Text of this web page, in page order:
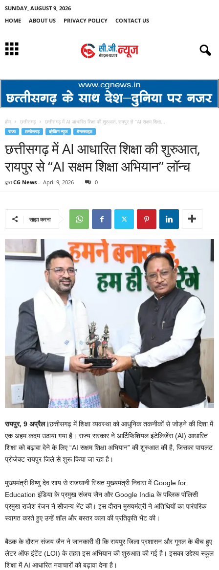
SUNDAY, AUGUST 9, 2026
HOME
ABOUT US PRIVACY POLICY CONTACT US
होम छत्तीसगढ़ छत्तीसगढ़ में AI आधारित शिक्षा की शुरुआत, रायपुर से “AI सक्षम शिक्षा...
राज्य छत्तीसगढ़ ब्रेकिंग न्यूज मेनस्लाइड
छत्तीसगढ़ में AI आधारित शिक्षा की शुरुआत,
रायपुर से “AI सक्षम शिक्षा अभियान” लॉन्च
द्वारा CG News - April 9, 2026 0
साझा करना
रायपुर, 9 अप्रैल।छत्तीसगढ़ में शिक्षा व्यवस्था को आधुनिक तकनीकों से जोड़ने की दिशा में
एक अहम कदम उठाया गया है। राज्य सरकार ने आर्टिफिशियल इंटेलिजेंस (AI) आधारित
शिक्षा को बढ़ावा देने के लिए “AI सक्षम शिक्षा अभियान” की शुरुआत की है, जिसका पायलट
प्रोजेक्ट रायपुर जिले से शुरू किया जा रहा है।
मुख्यमंत्री विष्णु देव साय से राजधानी स्थित मुख्यमंत्री निवास में Google for
Education इंडिया के प्रमुख संजय जैन और Google India के पब्लिक पॉलिसी
प्रमुख राजेश रंजन ने सौजन्य भेंट की। इस दौरान मुख्यमंत्री ने अतिथियों का पारंपरिक
स्वागत करते हुए उन्हें शॉल और बस्तर कला की प्रतिकृति भेंट की।
बैठक के दौरान संजय जैन ने जानकारी दी कि रायपुर जिला प्रशासन और गूगल के बीच हुए
लेटर ऑफ इंटेंट (LOI) के तहत इस अभियान की शुरुआत की गई है। इसका उद्देश्य स्कूल
शिक्षा में AI आधारित नवाचारों को बढ़ावा देना है।